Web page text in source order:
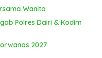
Wanita
Polres Dairi & Kodim
2027